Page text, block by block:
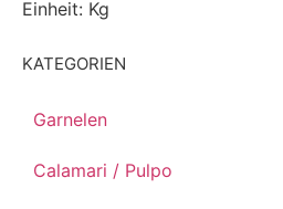
KATEGORIEN
Garnelen
Calamari / Pulpo
Einheit: Kg